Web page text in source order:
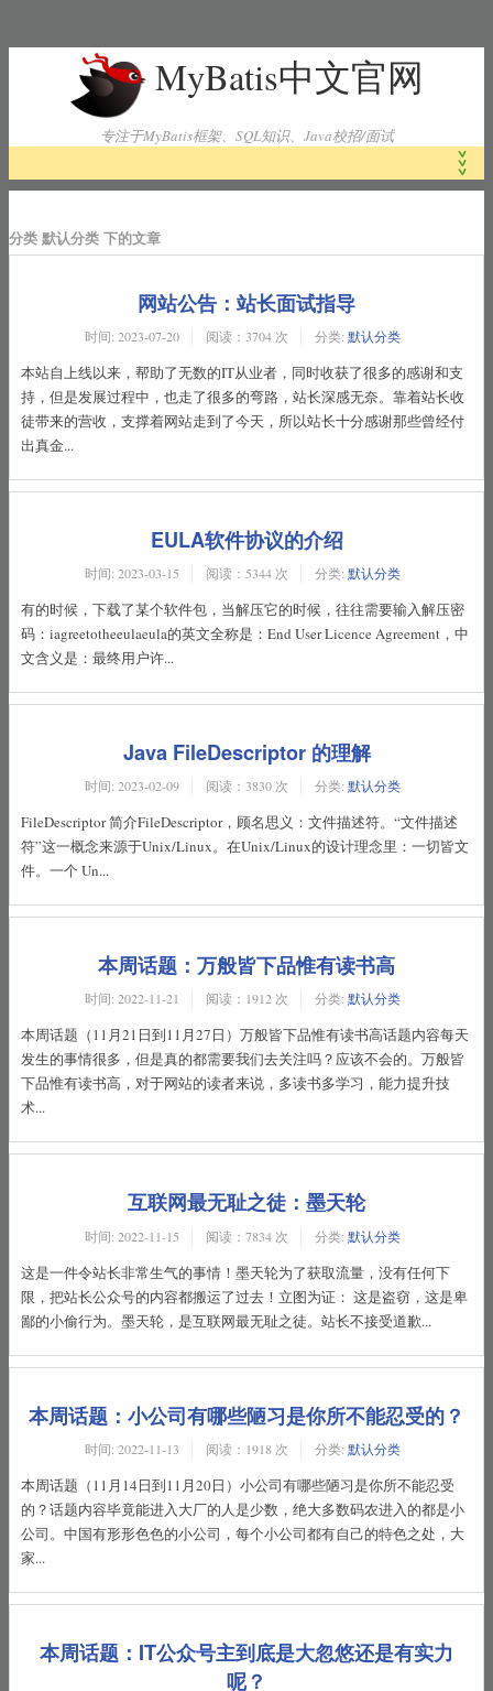
MyBatis中文官网
专注于MyBatis框架、SQL知识、Java校招/面试
MyBatis工作原理
MyBatis下载
分类 默认分类 下的文章
网站公告：站长面试指导
时间: 2023-07-20 阅读：3704 次 分类: 默认分类
本站自上线以来，帮助了无数的IT从业者，同时收获了很多的感谢和支
持，但是发展过程中，也走了很多的弯路，站长深感无奈。靠着站长收
徒带来的营收，支撑着网站走到了今天，所以站长十分感谢那些曾经付
出真金...
EULA软件协议的介绍
时间: 2023-03-15 阅读：5344 次 分类: 默认分类
有的时候，下载了某个软件包，当解压它的时候，往往需要输入解压密
码：iagreetotheeulaeula的英文全称是：End User Licence Agreement，中
文含义是：最终用户许...
Java FileDescriptor 的理解
时间: 2023-02-09 阅读：3830 次 分类: 默认分类
FileDescriptor 简介FileDescriptor，顾名思义：文件描述符。“文件描述
符”这一概念来源于Unix/Linux。在Unix/Linux的设计理念里：一切皆文
件。一个 Un...
本周话题：万般皆下品惟有读书高
时间: 2022-11-21 阅读：1912 次 分类: 默认分类
本周话题（11月21日到11月27日）万般皆下品惟有读书高话题内容每天
发生的事情很多，但是真的都需要我们去关注吗？应该不会的。万般皆
下品惟有读书高，对于网站的读者来说，多读书多学习，能力提升技
术...
互联网最无耻之徒：墨天轮
时间: 2022-11-15 阅读：7834 次 分类: 默认分类
这是一件令站长非常生气的事情！墨天轮为了获取流量，没有任何下
限，把站长公众号的内容都搬运了过去！立图为证： 这是盗窃，这是卑
鄙的小偷行为。墨天轮，是互联网最无耻之徒。站长不接受道歉...
本周话题：小公司有哪些陋习是你所不能忍受的？
时间: 2022-11-13 阅读：1918 次 分类: 默认分类
本周话题（11月14日到11月20日）小公司有哪些陋习是你所不能忍受
的？话题内容毕竟能进入大厂的人是少数，绝大多数码农进入的都是小
公司。中国有形形色色的小公司，每个小公司都有自己的特色之处，大
家...
本周话题：IT公众号主到底是大忽悠还是有实力
呢？